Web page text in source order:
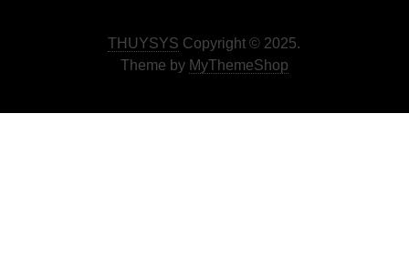
THUYSYS Copyright © 2025.
Theme by MyThemeShop